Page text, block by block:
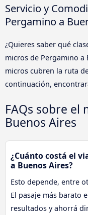
Servicio y
Pergamino a
¿Quieres saber qué
micros de Pergamino a
micros cubren la ruta
continuación,
FAQs sobre el
Buenos Aires
¿Cuánto costá el
a Buenos Aires?
Esto depende, entre
El pasaje más barato
resultados y ahorrá